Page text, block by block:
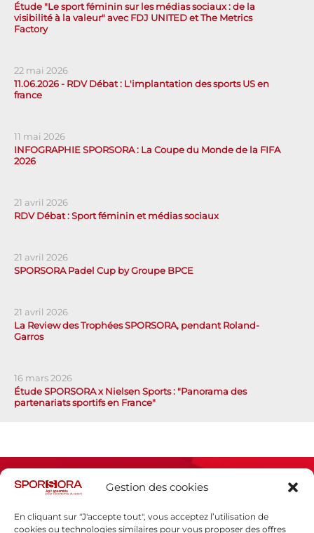
Gestion des cookies
En cliquant sur "J'accepte tout", vous acceptez l’utilisation de
cookies ou technologies similaires pour vous proposer des offres
Étude "Le sport féminin sur les médias sociaux : de la
visibilité à la valeur" avec FDJ UNITED et The Metrics
Factory
22 mai 2026
11.06.2026 - RDV Débat : L'implantation des sports US en
france
11 mai 2026
INFOGRAPHIE SPORSORA : La Coupe du Monde de la FIFA
2026
21 avril 2026
RDV Débat : Sport féminin et médias sociaux
21 avril 2026
SPORSORA Padel Cup by Groupe BPCE
21 avril 2026
La Review des Trophées SPORSORA, pendant Roland-
Garros
16 mars 2026
Étude SPORSORA x Nielsen Sports : "Panorama des
partenariats sportifs en France"